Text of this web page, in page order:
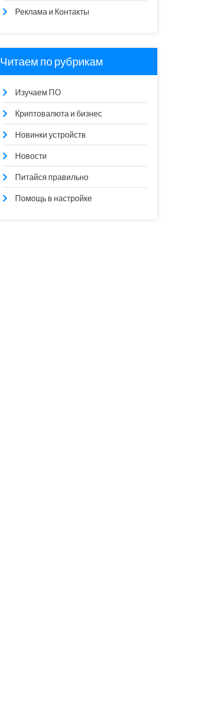
Реклама и Контакты
Читаем по рубрикам
Изучаем ПО
Криптовалюта и бизнес
Новинки устройств
Новости
Питайся правильно
Помощь в настройке